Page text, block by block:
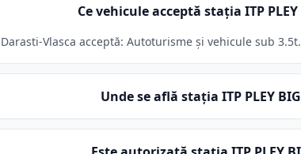
Ce vehicule acceptă stația ITP PLEY
Darasti-Vlasca acceptă: Autoturisme și vehicule sub
Unde se află stația ITP PLEY BIG